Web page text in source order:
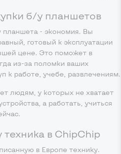
б/у планшетов
планшета - экономия. Вы
готовый к эксплуатации
цене. Это поможет в
из-за поломки ваших
к работе, учебе, развлечениям.
людям, у которых не хватает
а работать, учиться
сейчас.
в ChipChip
в Европе технику.